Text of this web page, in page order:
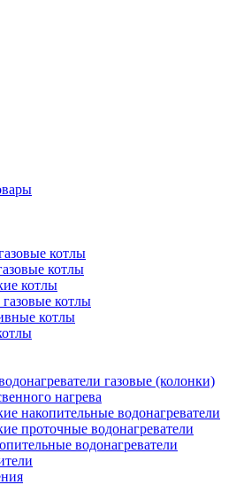
котлы
котлы
котлы
котлы
котлы
газовые (колонки)
нагрева
накопительные водонагреватели
проточные водонагреватели
водонагреватели